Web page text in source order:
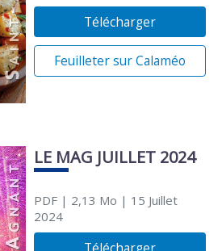
Télécharger
Feuilleter sur Calaméo
LE MAG JUILLET 2024
PDF| 2,13 Mo | 15 Juillet
2024